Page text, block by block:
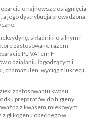
o najnowsze osiągnięcia
jego dystrybucja prowadzona
składniki o silnym i
zastosowane razem
PLIVA fem F
o działaniu łagodzącym i
chamazulen, wyciąg z lukrecji
zastosowaniu kwasu
preparatów do higieny
z kwasem mlekowym
glikogenu obecnego w